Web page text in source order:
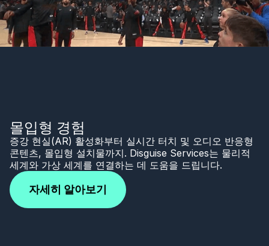
몰입형 경험
증강 현실(AR) 활성화부터 실시간 터치 및 오디오 반응형
콘텐츠, 몰입형 설치물까지. Disguise Services는 물리적
세계와 가상 세계를 연결하는 데 도움을 드립니다.
자세히 알아보기